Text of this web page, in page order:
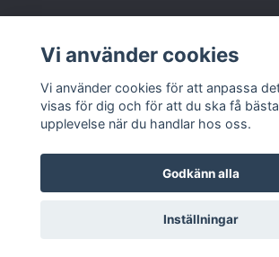
Sociala medier
© 2026 Stellah.se
Vi använder cookies
Vi använder cookies för att anpassa
visas för dig och för att du ska få
upplevelse när du handlar hos oss.
Godkänn alla
Inställningar